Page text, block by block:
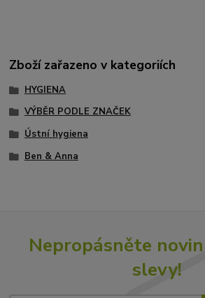
Zboží zařazeno v kategoriích
HYGIENA
VÝBĚR PODLE ZNAČEK
Ústní hygiena
Ben & Anna
Nepropásněte
slevy!